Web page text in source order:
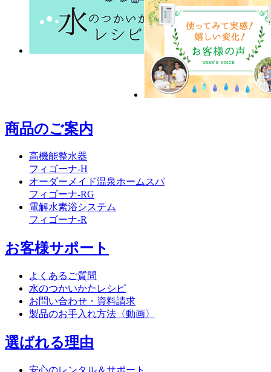
商品のご案内
高機能整水器
フィゴーナ-H
オーダーメイド温泉ホームスパ
フィゴーナ-RG
電解水素浴システム
フィゴーナ-R
お客様サポート
よくあるご質問
水のつかいかたレシピ
お問い合わせ・資料請求
製品のお手入れ方法〈動画〉
選ばれる理由
安心のレンタル＆サポート